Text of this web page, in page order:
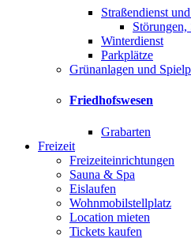
Straßendienst
Winterdienst
Parkplätze
Grünanlagen und
Friedhofswesen
Grabarten
Freizeit
Freizeiteinrichtungen
Sauna & Spa
Eislaufen
Wohnmobilstellplatz
Location mieten
Tickets kaufen